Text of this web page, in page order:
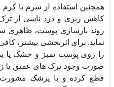
همچنین استفاده از سرم یا
کاهش زبری و درد ناشی از ترک
روند بازسازی پوست، ظاهری
نماید. برای اثربخشی بیشتر،
را روی پوست تمیز و خشک پا
صورت وجود ترک های عمیق یا
قطع کرده و با پزشک مشورت